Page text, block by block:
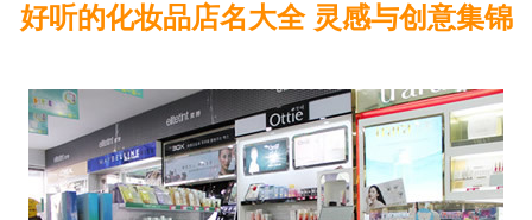
好听的化妆品店名大全 灵感与创意集锦